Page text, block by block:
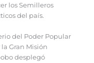
los Semilleros
del país.
del Poder Popular
Gran Misión
desplegó